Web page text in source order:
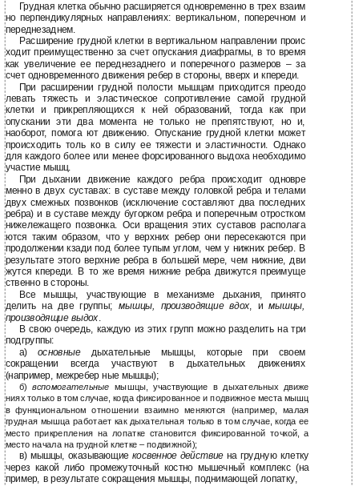
Грудная клетка обычно расширяется одновременно в трех взаим
но перпендикулярных направлениях: вертикальном, поперечном и
переднезаднем.
Расширение грудной клетки в вертикальном направлении проис
ходит преимущественно за счет опускания диафрагмы, в то время
как увеличение ее переднезаднего и поперечного размеров – за
счет одновременного движения ребер в стороны, вверх и кпереди.
При расширении грудной полости мышцам приходится преодо
левать тяжесть и эластическое сопротивление самой грудной
клетки и прикрепляющихся к ней образований, тогда как при
опускании эти два момента не только не препятствуют, но и,
наоборот, помога ют движению. Опускание грудной клетки может
происходить толь ко в силу ее тяжести и эластичности. Однако
для каждого более или менее форсированного выдоха необходимо
участие мышц.
При дыхании движение каждого ребра происходит одновре
менно в двух суставах: в суставе между головкой ребра и телами
двух смежных позвонков (исключение составляют два последних
ребра) и в суставе между бугорком ребра и поперечным отростком
нижележащего позвонка. Оси вращения этих суставов располага
ются таким образом, что у верхних ребер они пересекаются при
продолжении кзади под более тупым углом, чем у нижних ребер. В
результате этого верхние ребра в большей мере, чем нижние, дви
жутся кпереди. В то же время нижние ребра движутся преимуще
ственно в стороны.
Все мышцы, участвующие в механизме дыхания, принято
делить на две группы; мышцы, производящие вдох, имышцы,
производящие выдох
В свою очередь, каждую из этих групп можно разделить на три
подгруппы:
а)основные дыхательные мышцы, которые при своем
сокращении всегда участвуют в дыхательных движениях
(например, межребер ные мышцы);
б)вспомогательныемышцы, участвующие в дыхательных движе
ниях только в том случае, когда фиксированное и подвижное места мышц
в функциональном отношении взаимно меняются (например, малая
грудная мышца работает как дыхательная только в том случае, когда ее
место прикрепления на лопатке становится фиксированной точкой, а
место начала на грудной клетке – подвижной);
в) мышцы, оказывающие косвенное действие на грудную клетку
через какой либо промежуточный костно мышечный комплекс (на
пример, в результате сокращения мышцы, поднимающей лопатку,